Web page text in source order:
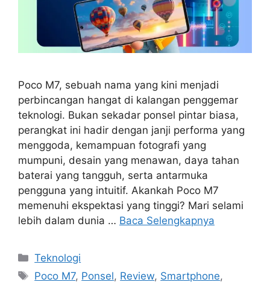
Poco M7, sebuah nama yang kini menjadi
perbincangan hangat di kalangan penggemar
teknologi. Bukan sekadar ponsel pintar biasa,
perangkat ini hadir dengan janji performa yang
menggoda, kemampuan fotografi yang
mumpuni, desain yang menawan, daya tahan
baterai yang tangguh, serta antarmuka
pengguna yang intuitif. Akankah Poco M7
memenuhi ekspektasi yang tinggi? Mari selami
lebih dalam dunia … Baca Selengkapnya
Kategori
Teknologi
Tag
Poco M7, Ponsel, Review, Smartphone,